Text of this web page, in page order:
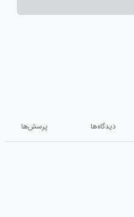
دیدگاه‌ها پرسش‌ها